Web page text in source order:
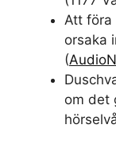
Att föra
orsaka
(
om det